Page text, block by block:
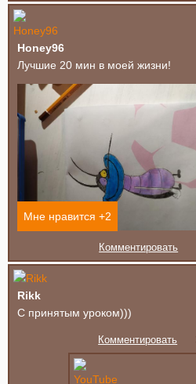
Honey96
Лучшие 20 мин в моей жизни!
Мне нравится +2
Комментировать
Rikk
С принятым уроком)))
Комментировать